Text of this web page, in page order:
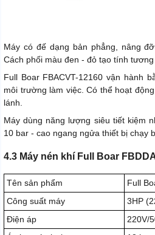
Máy có đế dạng bản phẳng, nâng
Cách phối màu đen - đỏ tạo tính
Full Boar FBACVT-12160 vận hành
môi trường làm việc. Có thể hoạt
lánh.
Máy dùng năng lượng siêu tiết kiệm
10 bar - cao ngang ngửa thiết bị chạy
4.3 Máy nén khí Full Boar
Tên sản phẩm
Full
Công suất máy
3HP
Điện áp
220V/